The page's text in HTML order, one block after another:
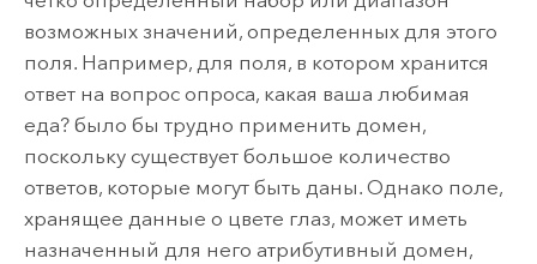
возможных значений, определенных для этого
поля. Например, для поля, в котором хранится
ответ на вопрос опроса, какая ваша любимая
еда? было бы трудно применить домен,
поскольку существует большое количество
ответов, которые могут быть даны. Однако поле,
хранящее данные о цвете глаз, может иметь
назначенный для него атрибутивный домен,